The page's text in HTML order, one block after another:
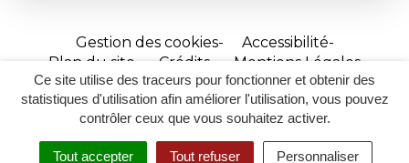
Ce site utilise des traceurs pour fonctionner et obtenir des
statistiques d'utilisation afin améliorer l'utilisation, vous pouvez
contrôler ceux que vous souhaitez activer.
Tout accepter Tout refuser Personnaliser
Gestion des cookies
Accessibilité
Plan du site
Crédits
Mentions Légales
Site
réalisé
par
Inovagora